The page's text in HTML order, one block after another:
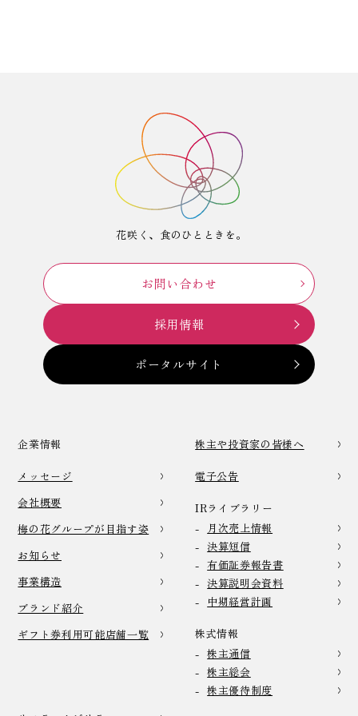
花咲く、食のひとときを。
お問い合わせ
採用情報
ポータルサイト
企業情報
メッセージ
会社概要
梅の花グループが目指す姿
お知らせ
事業構造
ブランド紹介
ギフト券利用可能店舗一覧
株主や投資家の皆様へ
電子公告
IRライブラリー
月次売上情報
決算短信
有価証券報告書
決算説明会資料
中期経営計画
株式情報
株主通信
株主総会
株主優待制度